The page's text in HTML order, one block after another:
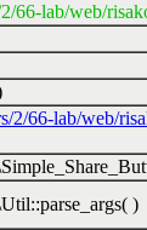
66-lab/web/
2/66-lab/web/
)